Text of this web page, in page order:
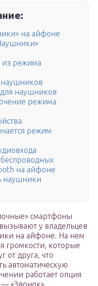
на айфоне
из режима
наушников
режима
режим
на айфоне
наушники
смартфоны
у владельцев
на айфоне. На нем
громкости, которые
от друга, что
автоматическую
работает опция
«Звонок».